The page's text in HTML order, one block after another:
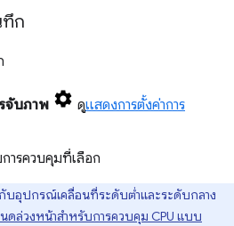
ก
จับภาพ ดูแสดงการตั้งค่าการ
ารควบคุมที่เลือก
บอุปกรณ์เคลื่อนที่ระดับต่ำและระดับกลาง
ดล่วงหน้าสำหรับการควบคุม CPU แบบ